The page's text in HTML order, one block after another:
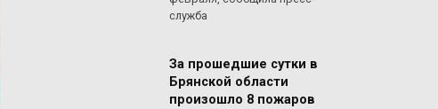
служба
За прошедшие сутки в
Брянской области
произошло 8 пожаров